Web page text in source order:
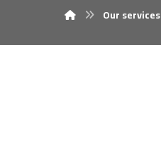
Our services